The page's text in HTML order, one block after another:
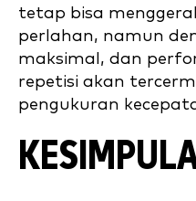
tetap bisa
perlahan, namun
maksimal, dan
repetisi akan
pengukuran